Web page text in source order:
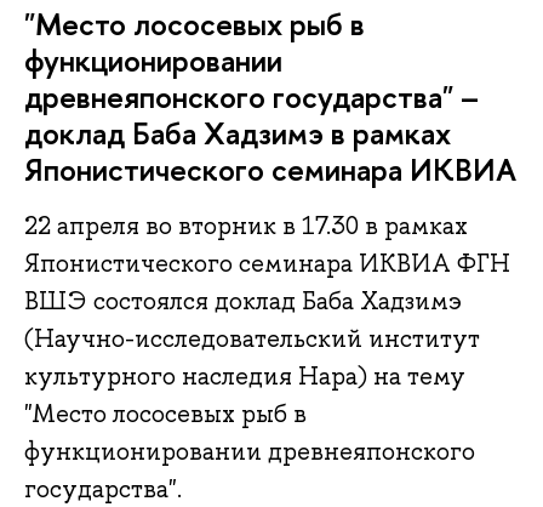
"Место лососевых рыб в
функционировании
древнеяпонского государства" –
доклад Баба Хадзимэ в рамках
Японистического семинара ИКВИА
22 апреля во вторник в 17.30 в рамках
Японистического семинара ИКВИА ФГН
ВШЭ состоялся доклад Баба Хадзимэ
(Научно-исследовательский институт
культурного наследия Нара) на тему
"Место лососевых рыб в
функционировании древнеяпонского
государства".